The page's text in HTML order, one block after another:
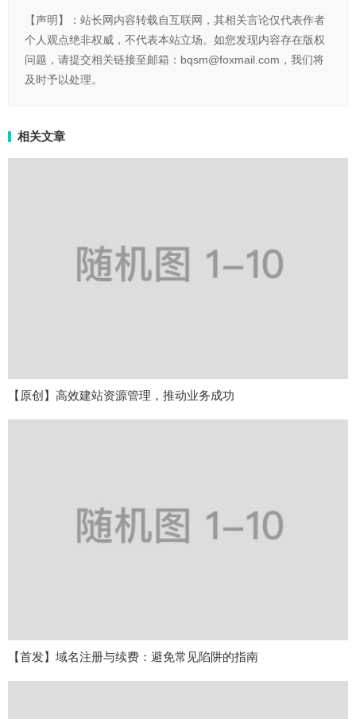
【声明】：站长网内容转载自互联网，其相关言论仅代表作者
个人观点绝非权威，不代表本站立场。如您发现内容存在版权
问题，请提交相关链接至邮箱：bqsm@foxmail.com，我们将
及时予以处理。
相关文章
【原创】高效建站资源管理，推动业务成功
【首发】域名注册与续费：避免常见陷阱的指南